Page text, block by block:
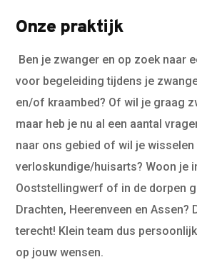
Onze praktijk
Ben je zwanger en op zoek naar
voor begeleiding tijdens je
en/of kraambed? Of wil je graag
maar heb je nu al een aantal
naar ons gebied of wil je wisselen
verloskundige/huisarts? Woon je
Ooststellingwerf of in de dorpen
Drachten, Heerenveen en Assen?
terecht! Klein team dus
op jouw wensen.